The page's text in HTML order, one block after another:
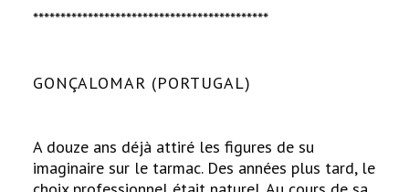
*******************************************
GONÇALOMAR (PORTUGAL)
A douze ans déjà attiré les figures de su
imaginaire sur le tarmac. Des années plus tard, le